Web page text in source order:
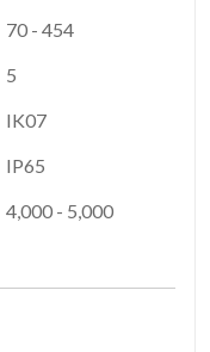
70 - 454
5
IK07
IP65
4,000 - 5,000